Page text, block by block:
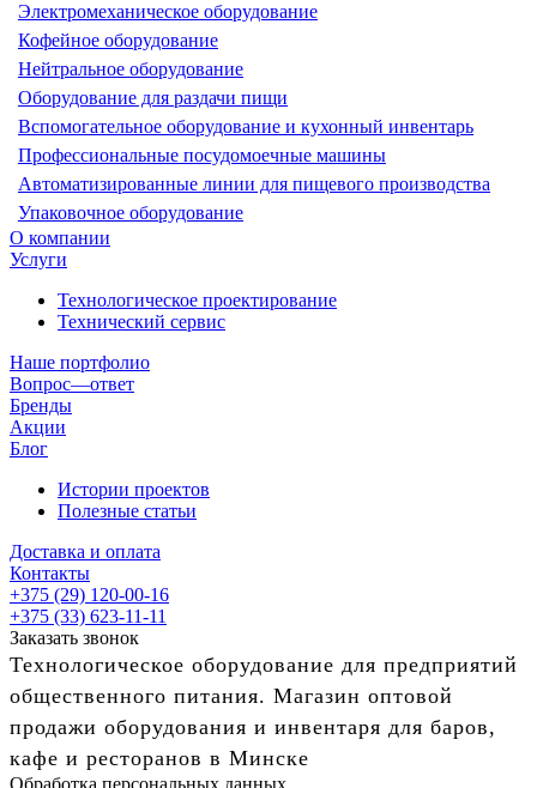
Электромеханическое оборудование
Кофейное оборудование
Нейтральное оборудование
Оборудование для раздачи пищи
Вспомогательное оборудование и кухонный инвентарь
Профессиональные посудомоечные машины
Автоматизированные линии для пищевого производства
Упаковочное оборудование
О компании
Услуги
Технологическое проектирование
Технический сервис
Наше портфолио
Вопрос—ответ
Бренды
Акции
Блог
Истории проектов
Полезные статьи
Доставка и оплата
Контакты
+375 (29) 120-00-16
+375 (33) 623-11-11
Заказать звонок
Технологическое оборудование для предприятий
общественного питания. Магазин оптовой
продажи оборудования и инвентаря для баров,
кафе и ресторанов в Минске
Обработка персональных данных